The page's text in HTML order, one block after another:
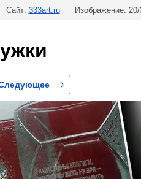
Сайт: 333art.ru Изображение: 20/